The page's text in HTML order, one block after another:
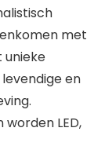
met
unieke
en
LED,